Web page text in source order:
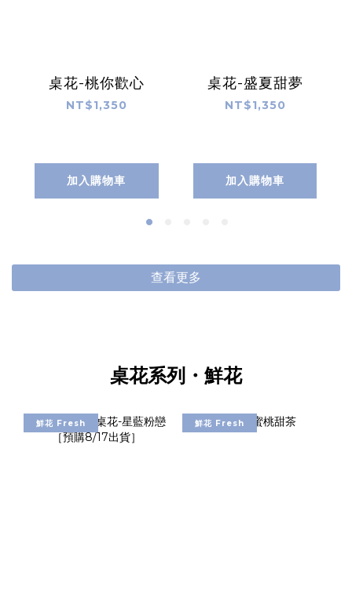
桌花-桃你歡心
NT$1,350
加入購物車
桌花-盛夏甜夢
NT$1,350
加入購物車
查看更多
桌花系列・鮮花
鮮花 Fresh 鮮花 Fresh